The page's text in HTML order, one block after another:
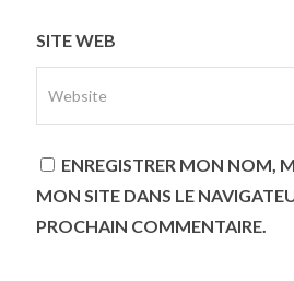
SITE WEB
ENREGISTRER MON NOM,
MON SITE DANS LE
PROCHAIN COMMENTAIRE.